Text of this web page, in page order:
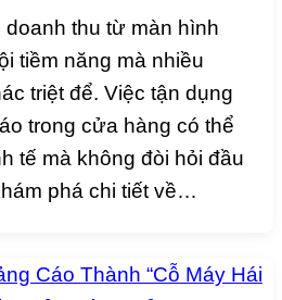
doanh thu từ màn hình
tiềm năng mà nhiều
triệt để. Việc tận dụng
trong cửa hàng có thể
tế mà không đòi hỏi đầu
phá chi tiết về…